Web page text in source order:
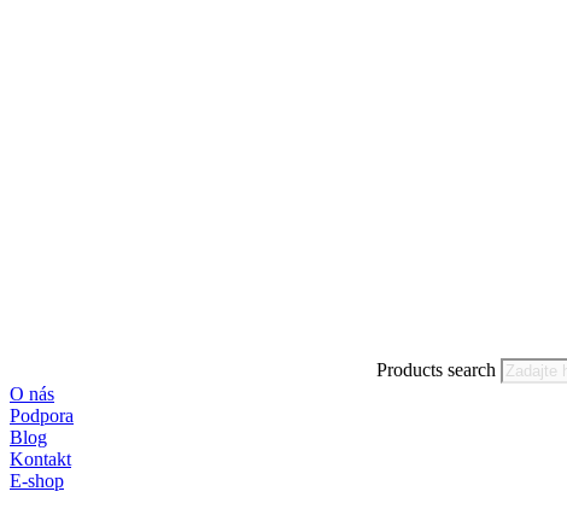
Products search
O nás
Podpora
Blog
Kontakt
E-shop